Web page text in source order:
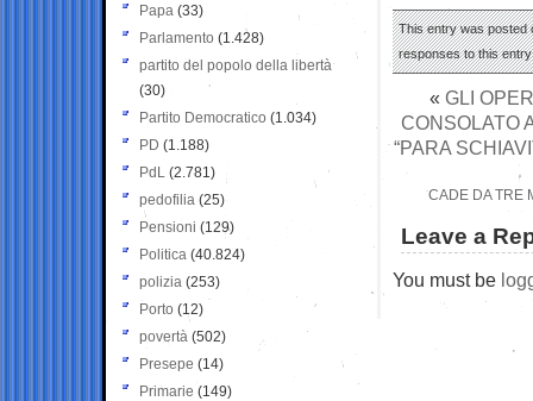
This entry was posted
responses to this
« GLI
CONSOLATO
“PARA
CADE DA TRE
Leave a
You must be
Papa (33)
Parlamento (1.428)
partito del popolo della libertà
(30)
Partito Democratico (1.034)
PD (1.188)
PdL (2.781)
pedofilia (25)
Pensioni (129)
Politica (40.824)
polizia (253)
Porto (12)
povertà (502)
Presepe (14)
Primarie (149)